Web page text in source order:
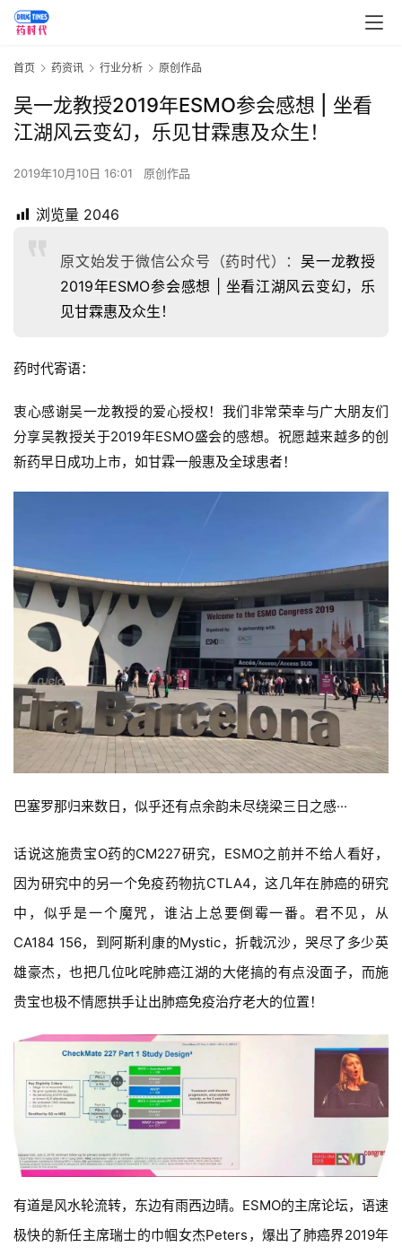
首页 药资讯 行业分析 原创作品
吴一龙教授2019年ESMO参会感想 | 坐看
江湖风云变幻，乐见甘霖惠及众生！
2019年10月10日 16:01 原创作品
浏览量 2046
原文始发于微信公众号（药时代）： 吴一龙教授
2019年ESMO参会感想 | 坐看江湖风云变幻，乐
见甘霖惠及众生！
药时代寄语：
衷心感谢吴一龙教授的爱心授权！ 我们非常荣幸与广大朋友们
分享吴教授关于2019年ESMO盛会的感想。祝愿越来越多的创
新药早日成功上市，如甘霖一般惠及全球患者！
巴塞罗那归来数日，似乎还有点余韵未尽绕梁三日之感···
话说这施贵宝O药的CM227研究，ESMO之前并不给人看好，
因为研究中的另一个免疫药物抗CTLA4，这几年在肺癌的研究
中，似乎是一个魔咒，谁沾上总要倒霉一番。君不见，从
CA184 156，到阿斯利康的Mystic，折戟沉沙，哭尽了多少英
雄豪杰，也把几位叱咤肺癌江湖的大佬搞的有点没面子，而施
贵宝也极不情愿拱手让出肺癌免疫治疗老大的位置！
有道是风水轮流转，东边有雨西边晴。ESMO的主席论坛，语速
极快的新任主席瑞士的巾帼女杰Peters，爆出了肺癌界2019年